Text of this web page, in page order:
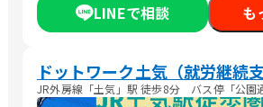
LINEで相談 も
ドットワーク土気（就労継続
JR外房線「土気」駅 徒歩8分 バス停「公園